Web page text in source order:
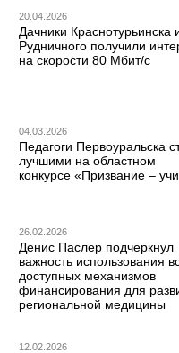
20.04.2026
Дачники Краснотурьинска
Рудничного получили
на скорости 80 Мбит/с
04.03.2026
Педагоги Первоуральска
лучшими на областном
конкурсе «Призвание –
26.02.2026
Денис Паслер подчеркнул
важность использования
доступных механизмов
финансирования для
региональной медицины
12.02.2026